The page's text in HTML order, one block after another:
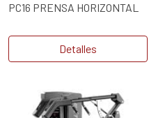
PC16 PRENSA HORIZONTAL
Detalles